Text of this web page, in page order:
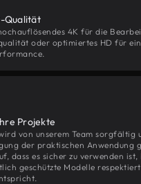
Qualität
4K für die
oder optimiertes HD für
Projekte
von unserem Team sorgfältig
der praktischen Anwendung
dass es sicher zu verwenden
geschützte Modelle